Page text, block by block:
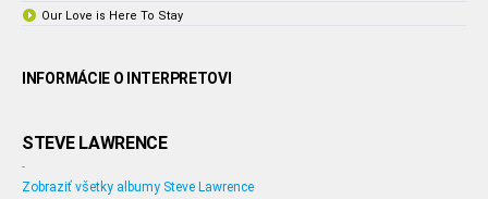
Our Love is Here To Stay
INFORMÁCIE O INTERPRETOVI
STEVE LAWRENCE
-
Zobraziť všetky albumy Steve Lawrence